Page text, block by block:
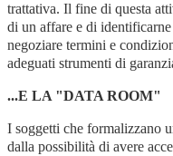
trattativa. Il fine di questa
di un affare e di
negoziare termini e
adeguati strumenti di
...E LA "DATA ROOM"
I soggetti che formalizzano
dalla possibilità di avere